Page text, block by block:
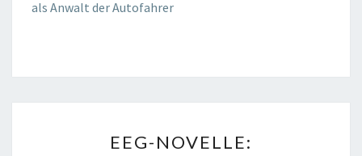
als Anwalt der Autofahrer
NOVELLE:
EEG-NOVELLE: